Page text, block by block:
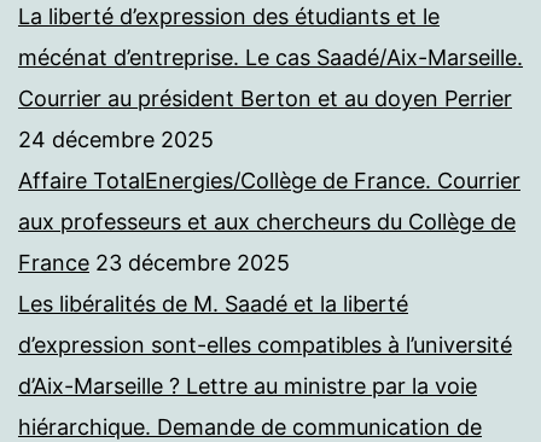
La liberté d’expression des étudiants et le
mécénat d’entreprise. Le cas Saadé/Aix-Marseille.
Courrier au président Berton et au doyen Perrier
24 décembre 2025
Affaire TotalEnergies/Collège de France. Courrier
aux professeurs et aux chercheurs du Collège de
France 23 décembre 2025
Les libéralités de M. Saadé et la liberté
d’expression sont-elles compatibles à l’université
d’Aix-Marseille ? Lettre au ministre par la voie
hiérarchique. Demande de communication de